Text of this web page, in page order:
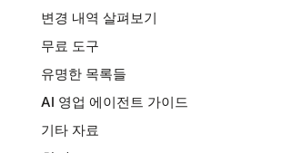
변경 내역 살펴보기
무료 도구
유명한 목록들
AI 영업 에이전트 가이드
기타 자료